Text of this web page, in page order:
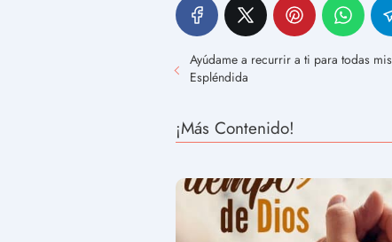
Ayúdame a recurrir a ti para todas
Espléndida
¡Más Contenido!